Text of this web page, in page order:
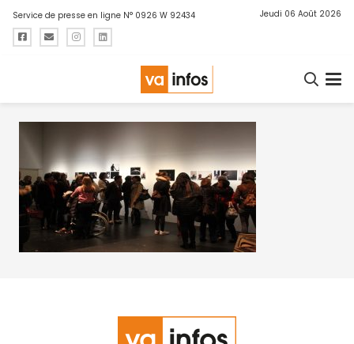
Service de presse en ligne N° 0926 W 92434 Jeudi 06 Août 2026